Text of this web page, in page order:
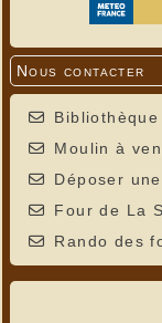
Nous contacter
Bibliothèque
Moulin à
Déposer
Four de La
Rando des